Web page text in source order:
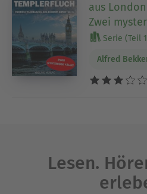
aus
Zwei
Serie (Teil
Alfred
Lesen.